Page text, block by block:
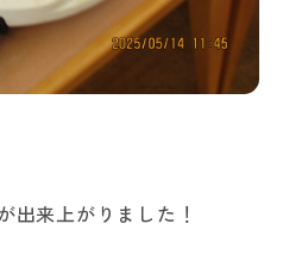
出来上がりました！